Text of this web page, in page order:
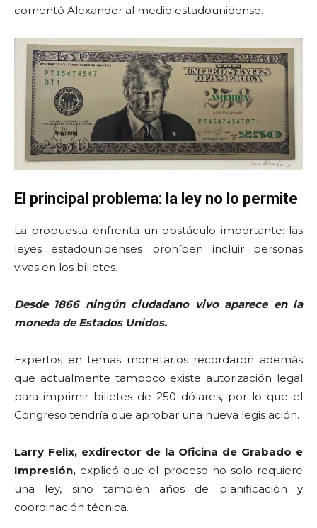
comentó Alexander al medio estadounidense.
El principal problema: la ley no lo permite
La propuesta enfrenta un obstáculo importante: las
leyes estadounidenses prohíben incluir personas
vivas en los billetes.
Desde 1866 ningún ciudadano vivo aparece en la
moneda de Estados Unidos.
Expertos en temas monetarios recordaron además
que actualmente tampoco existe autorización legal
para imprimir billetes de 250 dólares, por lo que el
Congreso tendría que aprobar una nueva legislación.
Larry Felix, exdirector de la Oficina de Grabado e
Impresión, explicó que el proceso no solo requiere
una ley, sino también años de planificación y
coordinación técnica.